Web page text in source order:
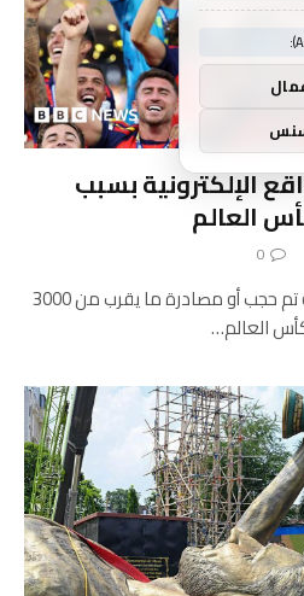
الإلكترونية بسبب
العالم
0
قالت وزارة العدل الأمريكية إنه تم حجب أو مصادرة ما يقرب من 3000
العالم…